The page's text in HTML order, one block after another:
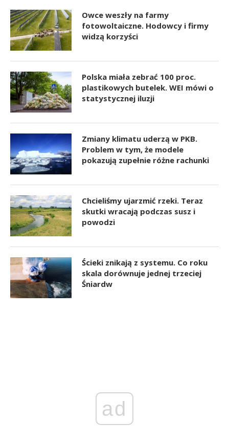
Owce weszły na farmy
fotowoltaiczne. Hodowcy i firmy
widzą korzyści
Polska miała zebrać 100 proc.
plastikowych butelek. WEI mówi o
statystycznej iluzji
Zmiany klimatu uderzą w PKB.
Problem w tym, że modele
pokazują zupełnie różne rachunki
Chcieliśmy ujarzmić rzeki. Teraz
skutki wracają podczas susz i
powodzi
Ścieki znikają z systemu. Co roku
skala dorównuje jednej trzeciej
Śniardw
ad